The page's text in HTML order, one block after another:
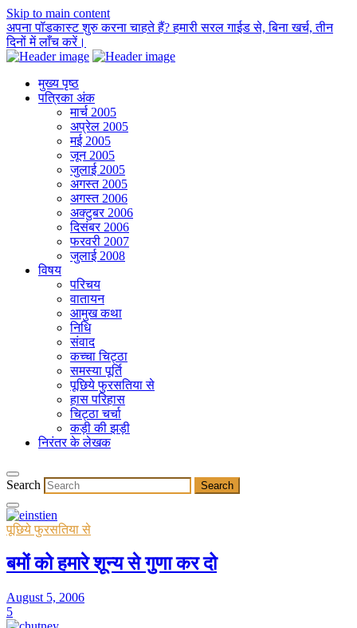
Skip to main content
अपना पॉडकास्ट शुरु करना चाहते हैं? हमारी सरल गाईड से, बिना खर्च, तीन
दिनों में लाँच करें।
मुख्य पृष्ठ
पत्रिका अंक
मार्च 2005
अप्रेल 2005
मई 2005
जून 2005
जुलाई 2005
अगस्त 2005
अगस्त 2006
अक्टुबर 2006
दिसंबर 2006
फरवरी 2007
जुलाई 2008
विषय
परिचय
वातायन
आमुख कथा
निधि
संवाद
कच्चा चिट्ठा
समस्या पूर्ति
पूछिये फुरसतिया से
हास परिहास
चिट्ठा चर्चा
कड़ी की झड़ी
निरंतर के लेखक
Search
पूछिये फुरसतिया से
बमों को हमारे शून्य से गुणा कर दो
August 5, 2006
5